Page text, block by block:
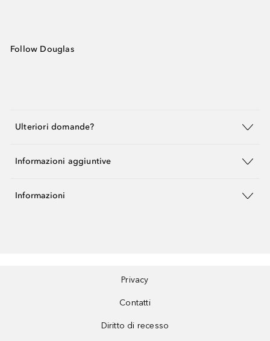
Follow Douglas
Ulteriori domande?
Informazioni aggiuntive
Informazioni
Privacy
Contatti
Diritto di recesso